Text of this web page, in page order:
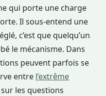
qui porte une charge
Il sous-entend une
c’est que quelqu’un
le mécanisme. Dans
peuvent parfois se
entre l’extrême
sur les questions